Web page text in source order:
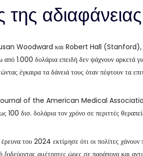
της αδιαφάνειας
Woodward και Robert Hall (Stanford), οι
1.000 δολάρια επειδή δεν ψάχνουν αρκετά
έγκαιρα τα δάνειά τους όταν πέφτουν τα
Journal of the American Medical Association
100 δισ. δολάρια τον χρόνο σε περιττές
του 2024 εκτίμησε ότι οι πολίτες
ξοδεύοντας αμέτρητες ώρες σε παράπονα και